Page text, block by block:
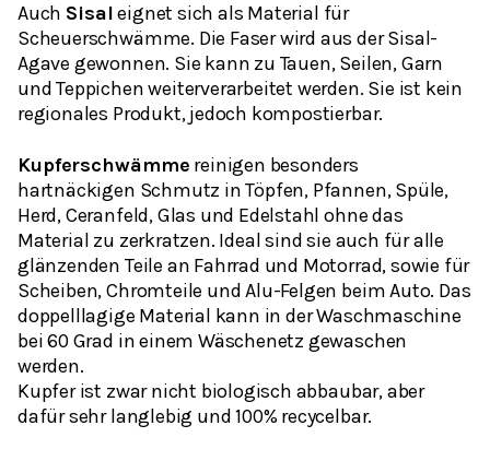
Auch Sisaleignet sich als Material für
Scheuerschwämme. Die Faser wird aus der Sisal-
Agave gewonnen. Sie kann zu Tauen, Seilen, Garn
und Teppichen weiterverarbeitet werden. Sie ist kein
regionales Produkt, jedoch kompostierbar.
Kupferschwämme reinigen besonders
hartnäckigen Schmutz in Töpfen, Pfannen, Spüle,
Herd, Ceranfeld, Glas und Edelstahl ohne das
Material zu zerkratzen. Ideal sind sie auch für alle
glänzenden Teile an Fahrrad und Motorrad, sowie für
Scheiben, Chromteile und Alu-Felgen beim Auto. Das
doppelllagige Material kann in der Waschmaschine
bei 60 Grad in einem Wäschenetz gewaschen
werden.
Kupfer ist zwar nicht biologisch abbaubar, aber
dafür sehr langlebig und 100% recycelbar.